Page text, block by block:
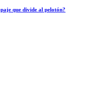
que divide al pelotón?